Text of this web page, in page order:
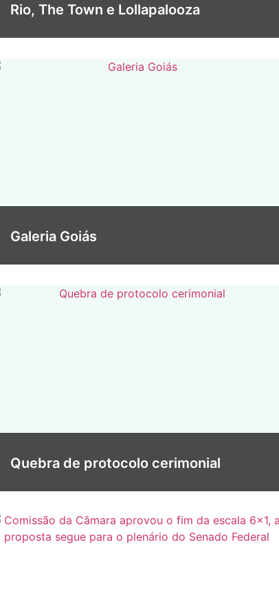
Rio, The Town e Lollapalooza
Galeria Goiás
Quebra de protocolo cerimonial